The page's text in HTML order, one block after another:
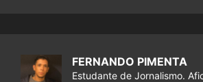
FERNANDO PIMENTA
Estudante de Jornalismo.